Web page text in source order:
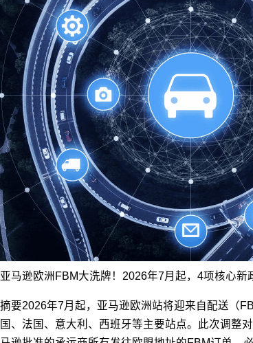
亚马逊欧洲FBM大洗牌！2026年7月起，4项核心新
摘要2026年7月起，亚马逊欧洲站将迎来自配送（
国、法国、意大利、西班牙等主要站点。此次调整